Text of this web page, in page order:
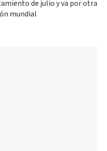
de julio y va por otra
mundial